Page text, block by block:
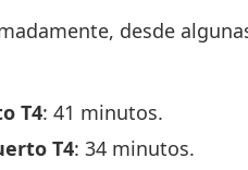
desde
T4: 41 minutos.
T4: 34 minutos.